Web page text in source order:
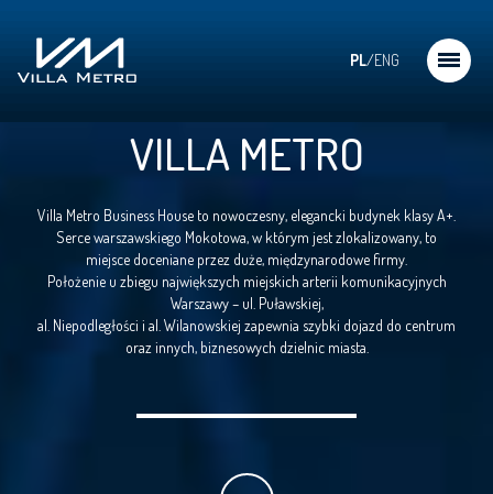
PL/ENG
VILLA METRO
Villa Metro Business House to nowoczesny, elegancki budynek klasy A+.
Serce warszawskiego Mokotowa, w którym jest zlokalizowany, to
miejsce doceniane przez duże, międzynarodowe firmy.
Położenie u zbiegu największych miejskich arterii komunikacyjnych
Warszawy – ul. Puławskiej,
al. Niepodległości i al. Wilanowskiej zapewnia szybki dojazd do centrum
oraz innych, biznesowych dzielnic miasta.